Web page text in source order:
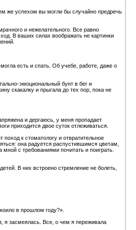
же успехом вы могли бы случайно предречь
и нежелательного. Все равно
В ваших силах воображать не картинки
есть и спать. Об учебе, работе, даже о
эмоциональный бунт в бег и
скакалку и прыгала до тех пор, пока не
и дергаюсь, у меня пропадает
приходится двое суток отлеживаться.
к стоматологу и отвратительное
она радуется распустившимся цветам,
мной с требованиями почитать и поиграть.
В них встроено стремление не болеть,
в прошлом году?».
я засмеялась. Все, о чем я переживала